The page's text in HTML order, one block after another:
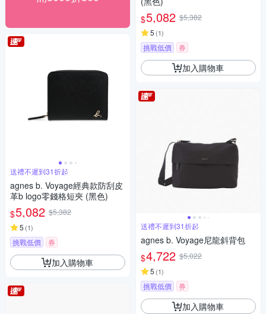
送禮不遲到31折起
agnes b. Voyage經典款防刮皮
革b logo零錢格短夾 (黑色)
$5,082 $5,382
5 (1)
挑戰低價 券
加入購物車
$5,082 $5,382
5 (1)
挑戰低價 券
加入購物車
送禮不遲到31折起
agnes b. Voyage尼龍斜背包
$4,722 $5,022
5 (1)
挑戰低價 券
加入購物車